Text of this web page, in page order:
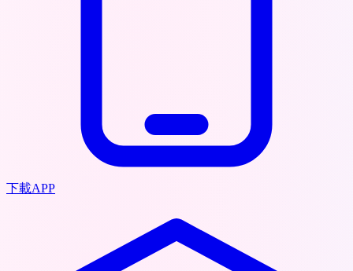
下載APP